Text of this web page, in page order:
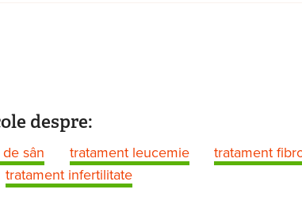
despre:
sân tratament leucemie
tratament
tratament infertilitate